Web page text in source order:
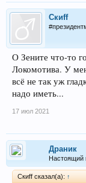
Скиff
О Зените что-то
Локомотива. У
всё не так уж
надо иметь...
17 июл 2021
Драник
Настоящий
Скиff сказал(а): ↑